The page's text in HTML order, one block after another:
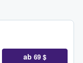
ab 69 $